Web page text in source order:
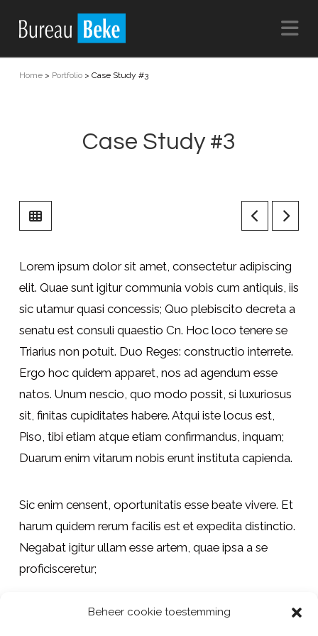
Beheer cookie toestemming
Home> Portfolio> Case Study #3
Case Study #3
Lorem ipsum dolor sit amet, consectetur adipiscing
elit. Quae sunt igitur communia vobis cum antiquis, iis
sic utamur quasi concessis; Quo plebiscito decreta a
senatu est consuli quaestio Cn. Hoc loco tenere se
Triarius non potuit. Duo Reges: constructio interrete.
Ergo hoc quidem apparet, nos ad agendum esse
natos. Unum nescio, quo modo possit, si luxuriosus
sit, finitas cupiditates habere. Atqui iste locus est,
Piso, tibi etiam atque etiam confirmandus, inquam;
Duarum enim vitarum nobis erunt instituta capienda.
Sic enim censent, oportunitatis esse beate vivere. Et
harum quidem rerum facilis est et expedita distinctio.
Negabat igitur ullam esse artem, quae ipsa a se
proficisceretur;
LAUNCH PROJECT